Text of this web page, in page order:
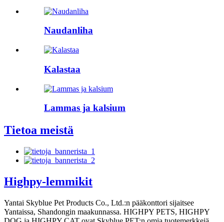
Naudanliha
Kalastaa
Lammas ja kalsium
Tietoa meistä
Highpy-lemmikit
Yantai Skyblue Pet Products Co., Ltd.:n pääkonttori sijaitsee
Yantaissa, Shandongin maakunnassa. HIGHPY PETS, HIGHPY